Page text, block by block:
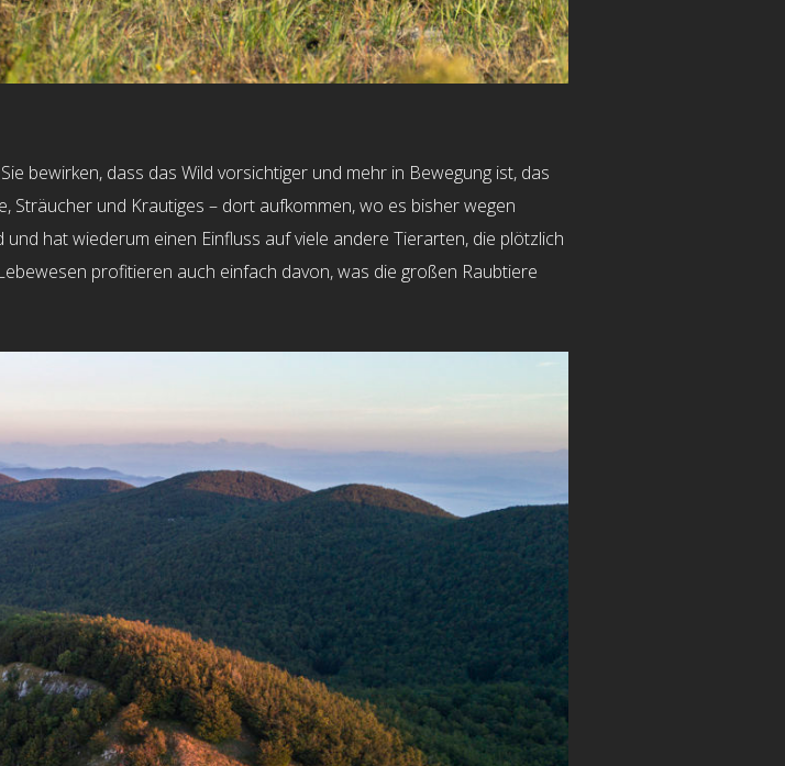
bewirken, dass das Wild vorsichtiger und mehr in Bewegung ist, das
Sträucher und Krautiges – dort aufkommen, wo es bisher wegen
hat wiederum einen Einfluss auf viele andere Tierarten, die plötzlich
profitieren auch einfach davon, was die großen Raubtiere